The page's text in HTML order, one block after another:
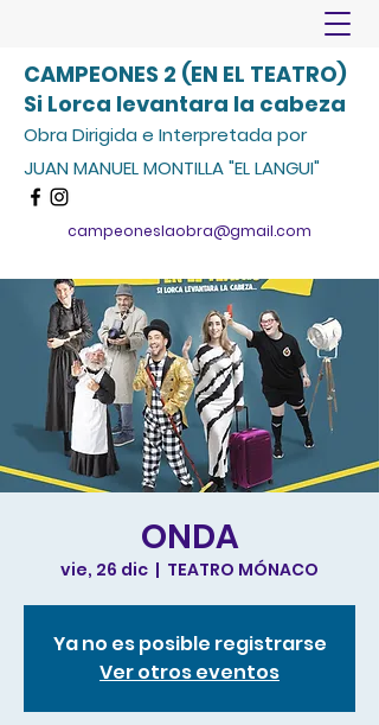
CAMPEONES 2 (EN EL TEATRO)
Si Lorca levantara la cabeza
Obra Dirigida e Interpretada por
JUAN MANUEL MONTILLA "EL LANGUI"
campeoneslaobra@gmail.com
ONDA
vie, 26 dic
  |
TEATRO MÓNACO
Ya no es posible registrarse
Ver otros eventos